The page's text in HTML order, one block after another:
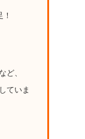
など、
ていま